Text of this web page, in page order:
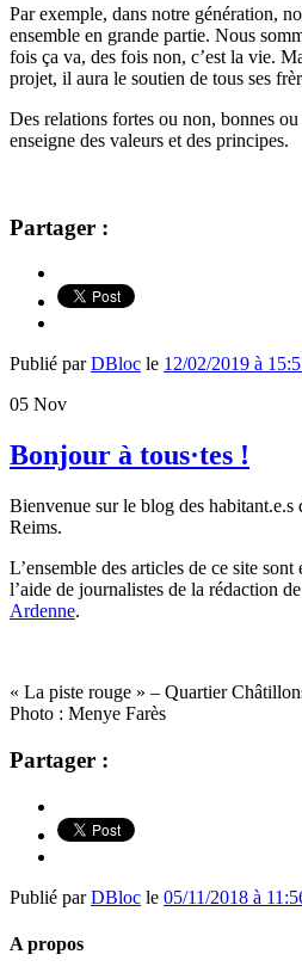
Par exemple, dans notre génération,
ensemble en grande partie. Nous
fois ça va, des fois non, c’est la vie.
projet, il aura le soutien de tous ses
Des relations fortes ou non, bonnes
enseigne des valeurs et des principes.
Partager :
Publié parDBloc le 12/02/2019 à
05 Nov
Bonjour à tous·tes !
Bienvenue sur le blog des
Reims.
L’ensemble des articles de ce site sont
l’aide de journalistes de la rédaction de
Ardenne.
« La piste rouge » – Quartier
Photo : Menye Farès
Partager :
Publié parDBloc le 05/11/2018 à
A propos